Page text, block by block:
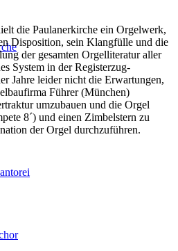
die Paulanerkirche ein Orgelwerk,
Disposition, sein Klangfülle und die
der gesamten Orgelliteratur aller
System in der Registerzug-
Jahre leider nicht die Erwartungen,
Führer (München)
umzubauen und die Orgel
8´) und einen Zimbelstern zu
der Orgel durchzuführen.